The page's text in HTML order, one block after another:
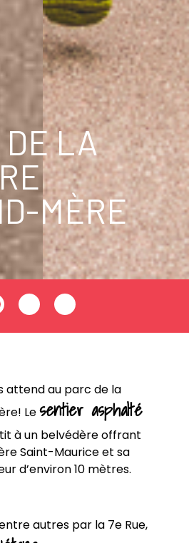
LA
MÈRE
attend au parc de la
Lesentier asphalté
à un belvédère offrant
Saint-Maurice et sa
d’environ 10 mètres.
autres par la 7e Rue,